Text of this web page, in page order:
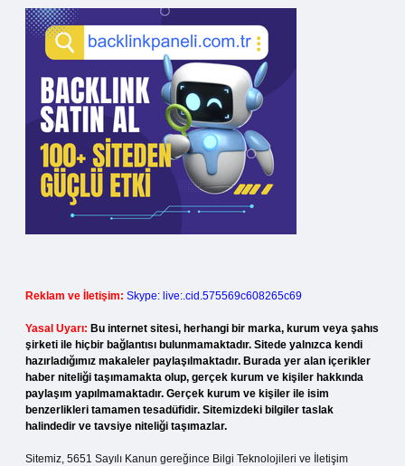
Reklam ve İletişim: Skype: live:.cid.575569c608265c69
Yasal Uyarı: Bu internet sitesi, herhangi bir marka, kurum veya şahıs
şirketi ile hiçbir bağlantısı bulunmamaktadır. Sitede yalnızca kendi
hazırladığımız makaleler paylaşılmaktadır. Burada yer alan içerikler
haber niteliği taşımamakta olup, gerçek kurum ve kişiler hakkında
paylaşım yapılmamaktadır. Gerçek kurum ve kişiler ile isim
benzerlikleri tamamen tesadüfidir. Sitemizdeki bilgiler taslak
halindedir ve tavsiye niteliği taşımazlar.
Sitemiz, 5651 Sayılı Kanun gereğince Bilgi Teknolojileri ve İletişim